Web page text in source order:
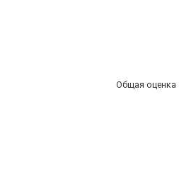
Общая оценка